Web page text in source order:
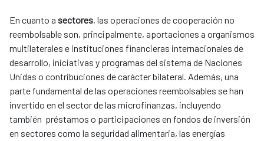
En cuanto a sectores, las operaciones de cooperación no
reembolsable son, principalmente, aportaciones a organismos
multilaterales e instituciones financieras internacionales de
desarrollo, iniciativas y programas del sistema de Naciones
Unidas o contribuciones de carácter bilateral. Además, una
parte fundamental de las operaciones reembolsables se han
invertido en el sector de las microfinanzas, incluyendo
también préstamos o participaciones en fondos de inversión
en sectores como la seguridad alimentaria, las energías